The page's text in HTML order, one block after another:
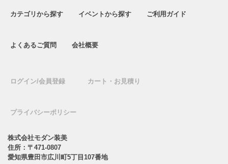
カテゴリから探す イベントから探す ご利用ガイド
よくあるご質問 会社概要
ログイン/会員登録 カート・お見積り
プライバシーポリシー
株式会社モダン装美
住所：〒471-0807
愛知県豊田市広川町5丁目107番地